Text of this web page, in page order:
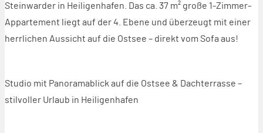
Haus
Ostsee-
Steinwarder in Heiligenhafen. Das ca. 37 m² große 1-Zimmer-
Appartement liegt auf der 4. Ebene und überzeugt mit einer
herrlichen Aussicht auf die Ostsee – direkt vom Sofa aus!
Studio mit Panoramablick auf die Ostsee & Dachterrasse –
stilvoller Urlaub in Heiligenhafen